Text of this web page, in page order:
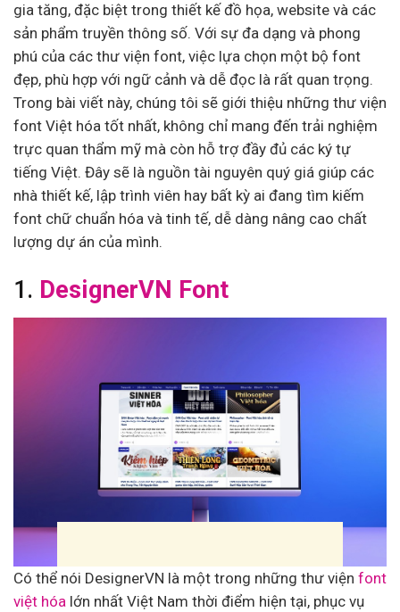
gia tăng, đặc biệt trong thiết kế đồ họa, website và các
sản phẩm truyền thông số. Với sự đa dạng và phong
phú của các thư viện font, việc lựa chọn một bộ font
đẹp, phù hợp với ngữ cảnh và dễ đọc là rất quan trọng.
Trong bài viết này, chúng tôi sẽ giới thiệu những thư viện
font Việt hóa tốt nhất, không chỉ mang đến trải nghiệm
trực quan thẩm mỹ mà còn hỗ trợ đầy đủ các ký tự
tiếng Việt. Đây sẽ là nguồn tài nguyên quý giá giúp các
nhà thiết kế, lập trình viên hay bất kỳ ai đang tìm kiếm
font chữ chuẩn hóa và tinh tế, dễ dàng nâng cao chất
lượng dự án của mình.
1. DesignerVN Font
Có thể nói DesignerVN là một trong những thư viện font
việt hóa lớn nhất Việt Nam thời điểm hiện tại, phục vụ